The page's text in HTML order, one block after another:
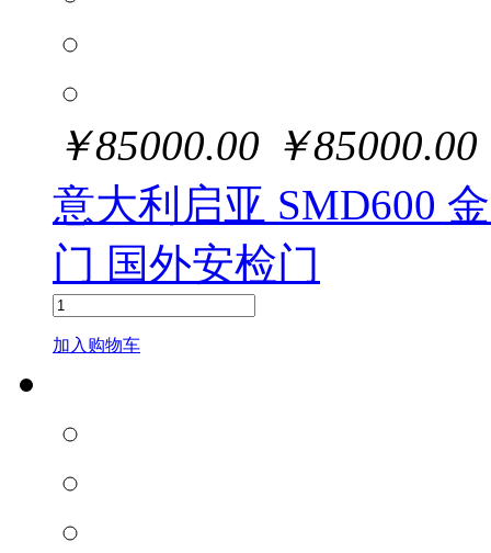
￥85000.00 ￥85000.00
意大利启亚 SMD600
门 国外安检门
加入购物车